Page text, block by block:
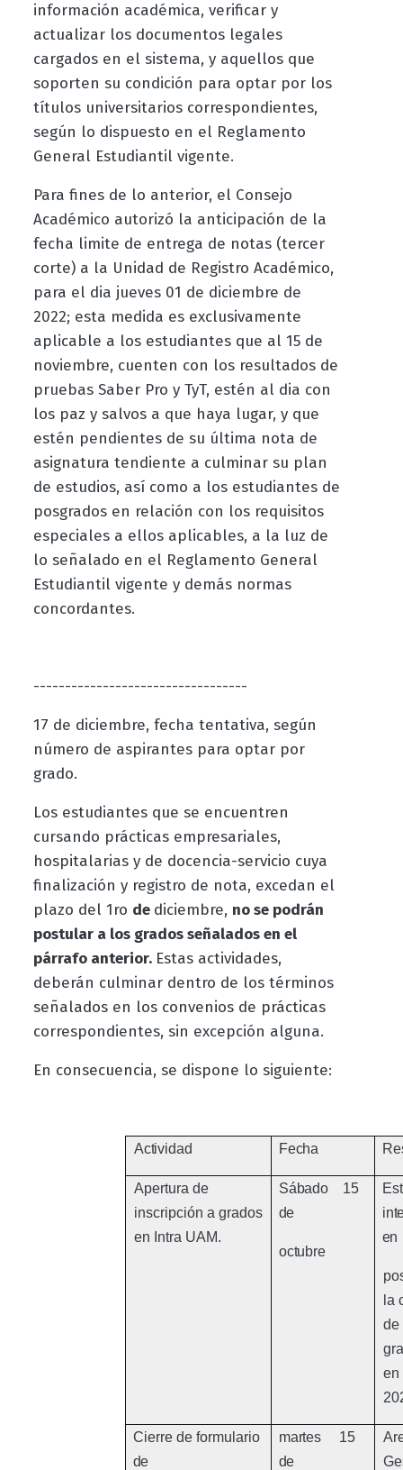
información académica, verificar y
actualizar los documentos legales
cargados en el sistema, y aquellos que
soporten su condición para optar por los
títulos universitarios correspondientes,
según lo dispuesto en el Reglamento
General Estudiantil vigente.
Para fines de lo anterior, el Consejo
Académico autorizó la anticipación de la
fecha limite de entrega de notas (tercer
corte) a la Unidad de Registro Académico,
para el dia jueves 01 de diciembre de
2022; esta medida es exclusivamente
aplicable a los estudiantes que al 15 de
noviembre, cuenten con los resultados de
pruebas Saber Pro y TyT, estén al dia con
los paz y salvos a que haya lugar, y que
estén pendientes de su última nota de
asignatura tendiente a culminar su plan
de estudios, así como a los estudiantes de
posgrados en relación con los requisitos
especiales a ellos aplicables, a la luz de
lo señalado en el Reglamento General
Estudiantil vigente y demás normas
concordantes.
----------------------------------
17 de diciembre, fecha tentativa, según
número de aspirantes para optar por
grado.
Los estudiantes que se encuentren
cursando prácticas empresariales,
hospitalarias y de docencia-servicio cuya
finalización y registro de nota, excedan el
plazo del 1ro de diciembre, no se podrán
postular a los grados señalados en el
párrafo anterior. Estas actividades,
deberán culminar dentro de los términos
señalados en los convenios de prácticas
correspondientes, sin excepción alguna.
En consecuencia, se dispone lo siguiente:
Actividad Fecha
Apertura de
inscripción a grados
en Intra UAM.
Sábado
15
de
octubre
en
la
de
en
Cierre de formulario
de
martes
15
de